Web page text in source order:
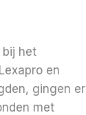
het
en
gingen er
met